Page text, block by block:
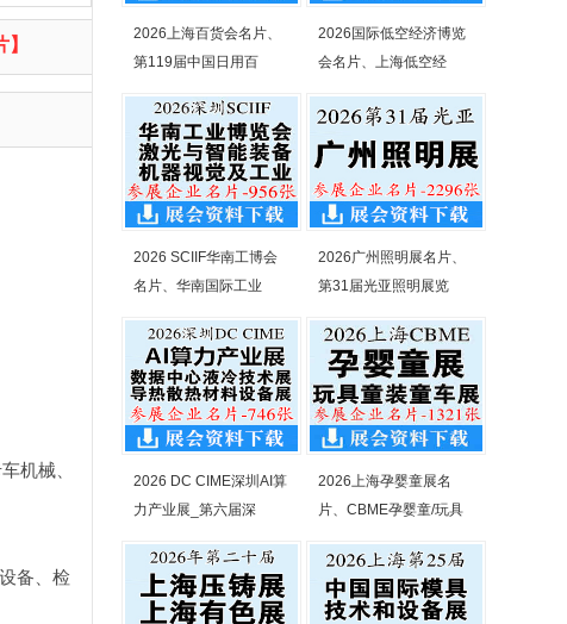
机械、
备、检
2026上海百货会名片、
第119届中国日用百
2026国际低空经济博览
会名片、上海低空经
2026 SCIIF华南工博会
名片、华南国际工业
2026广州照明展名片、
第31届光亚照明展览
2026 DC CIME深圳AI算
力产业展_第六届深
2026上海孕婴童展名
片、CBME孕婴童/玩具